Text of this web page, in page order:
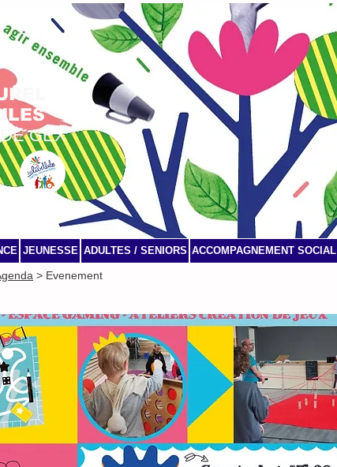
GEX
JEUNESSE ADULTES / SENIORS ACCOMPAGNEMENT SOCIAL
> Evenement